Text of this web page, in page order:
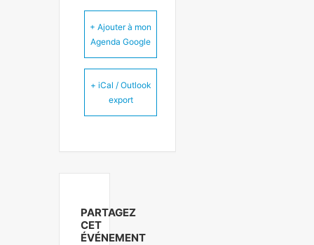
+ Ajouter à mon
Agenda Google
+ iCal / Outlook
export
PARTAGEZ
CET
ÉVÉNEMENT